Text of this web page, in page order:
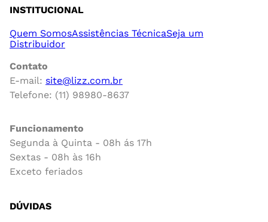
INSTITUCIONAL
Quem SomosAssistências TécnicaSeja um
Distribuidor
Contato
E-mail: site@lizz.com.br
Telefone: (11) 98980-8637
Funcionamento
Segunda à Quinta - 08h ás 17h
Sextas - 08h às 16h
Exceto feriados
DÚVIDAS